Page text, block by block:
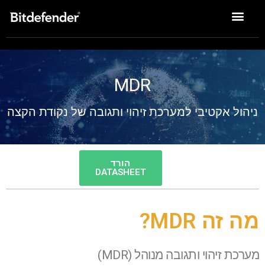
MDR
ניהול אקטיבי למערכת זיהוי ותגובה של נקודת הקצה
הורד
DATASHEET
מה זה MDR?
מערכת זיהוי ותגובה מנוהל (MDR)